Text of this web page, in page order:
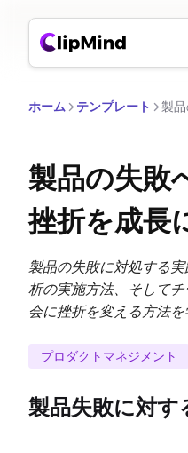
ホーム テンプレート
製品の失敗
挫折を成長
製品の失敗に対処する
析の実施方法、そして
会に挫折を変える方法を
プロダクトマネジメント
製品失敗に対す